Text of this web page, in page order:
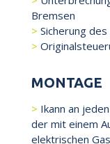
Bremsen
Sicherung
MONTAGE
Ikann an
der mit einem
elektrischen